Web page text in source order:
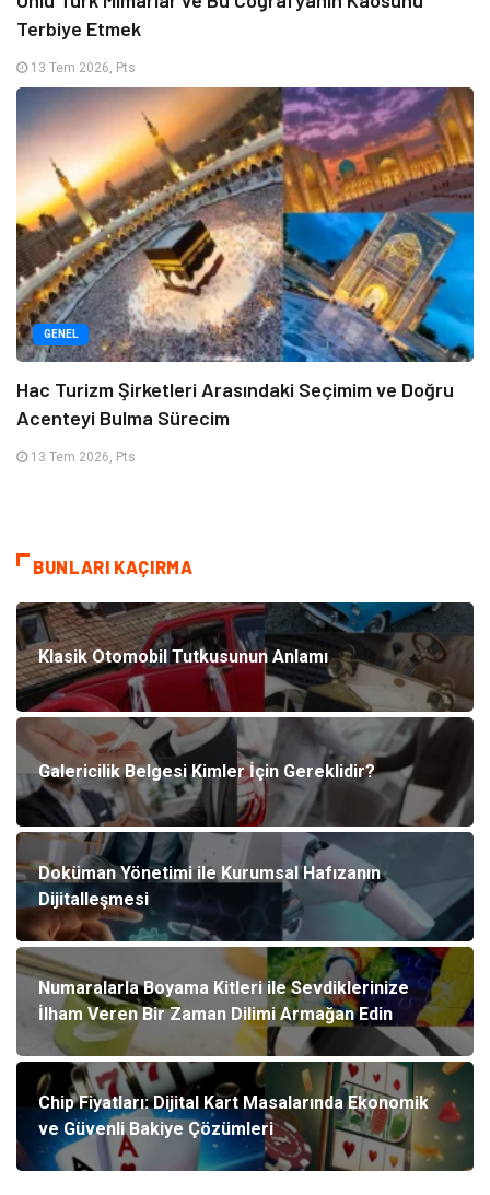
Terbiye Etmek
13 Tem 2026, Pts
GENEL
Hac Turizm Şirketleri Arasındaki Seçimim ve Doğru
Acenteyi Bulma Sürecim
13 Tem 2026, Pts
BUNLARI KAÇIRMA
Klasik Otomobil Tutkusunun Anlamı
Galericilik Belgesi Kimler İçin Gereklidir?
Doküman Yönetimi ile Kurumsal Hafızanın
Dijitalleşmesi
Numaralarla Boyama Kitleri ile Sevdiklerinize
İlham Veren Bir Zaman Dilimi Armağan Edin
Chip Fiyatları: Dijital Kart Masalarında Ekonomik
ve Güvenli Bakiye Çözümleri